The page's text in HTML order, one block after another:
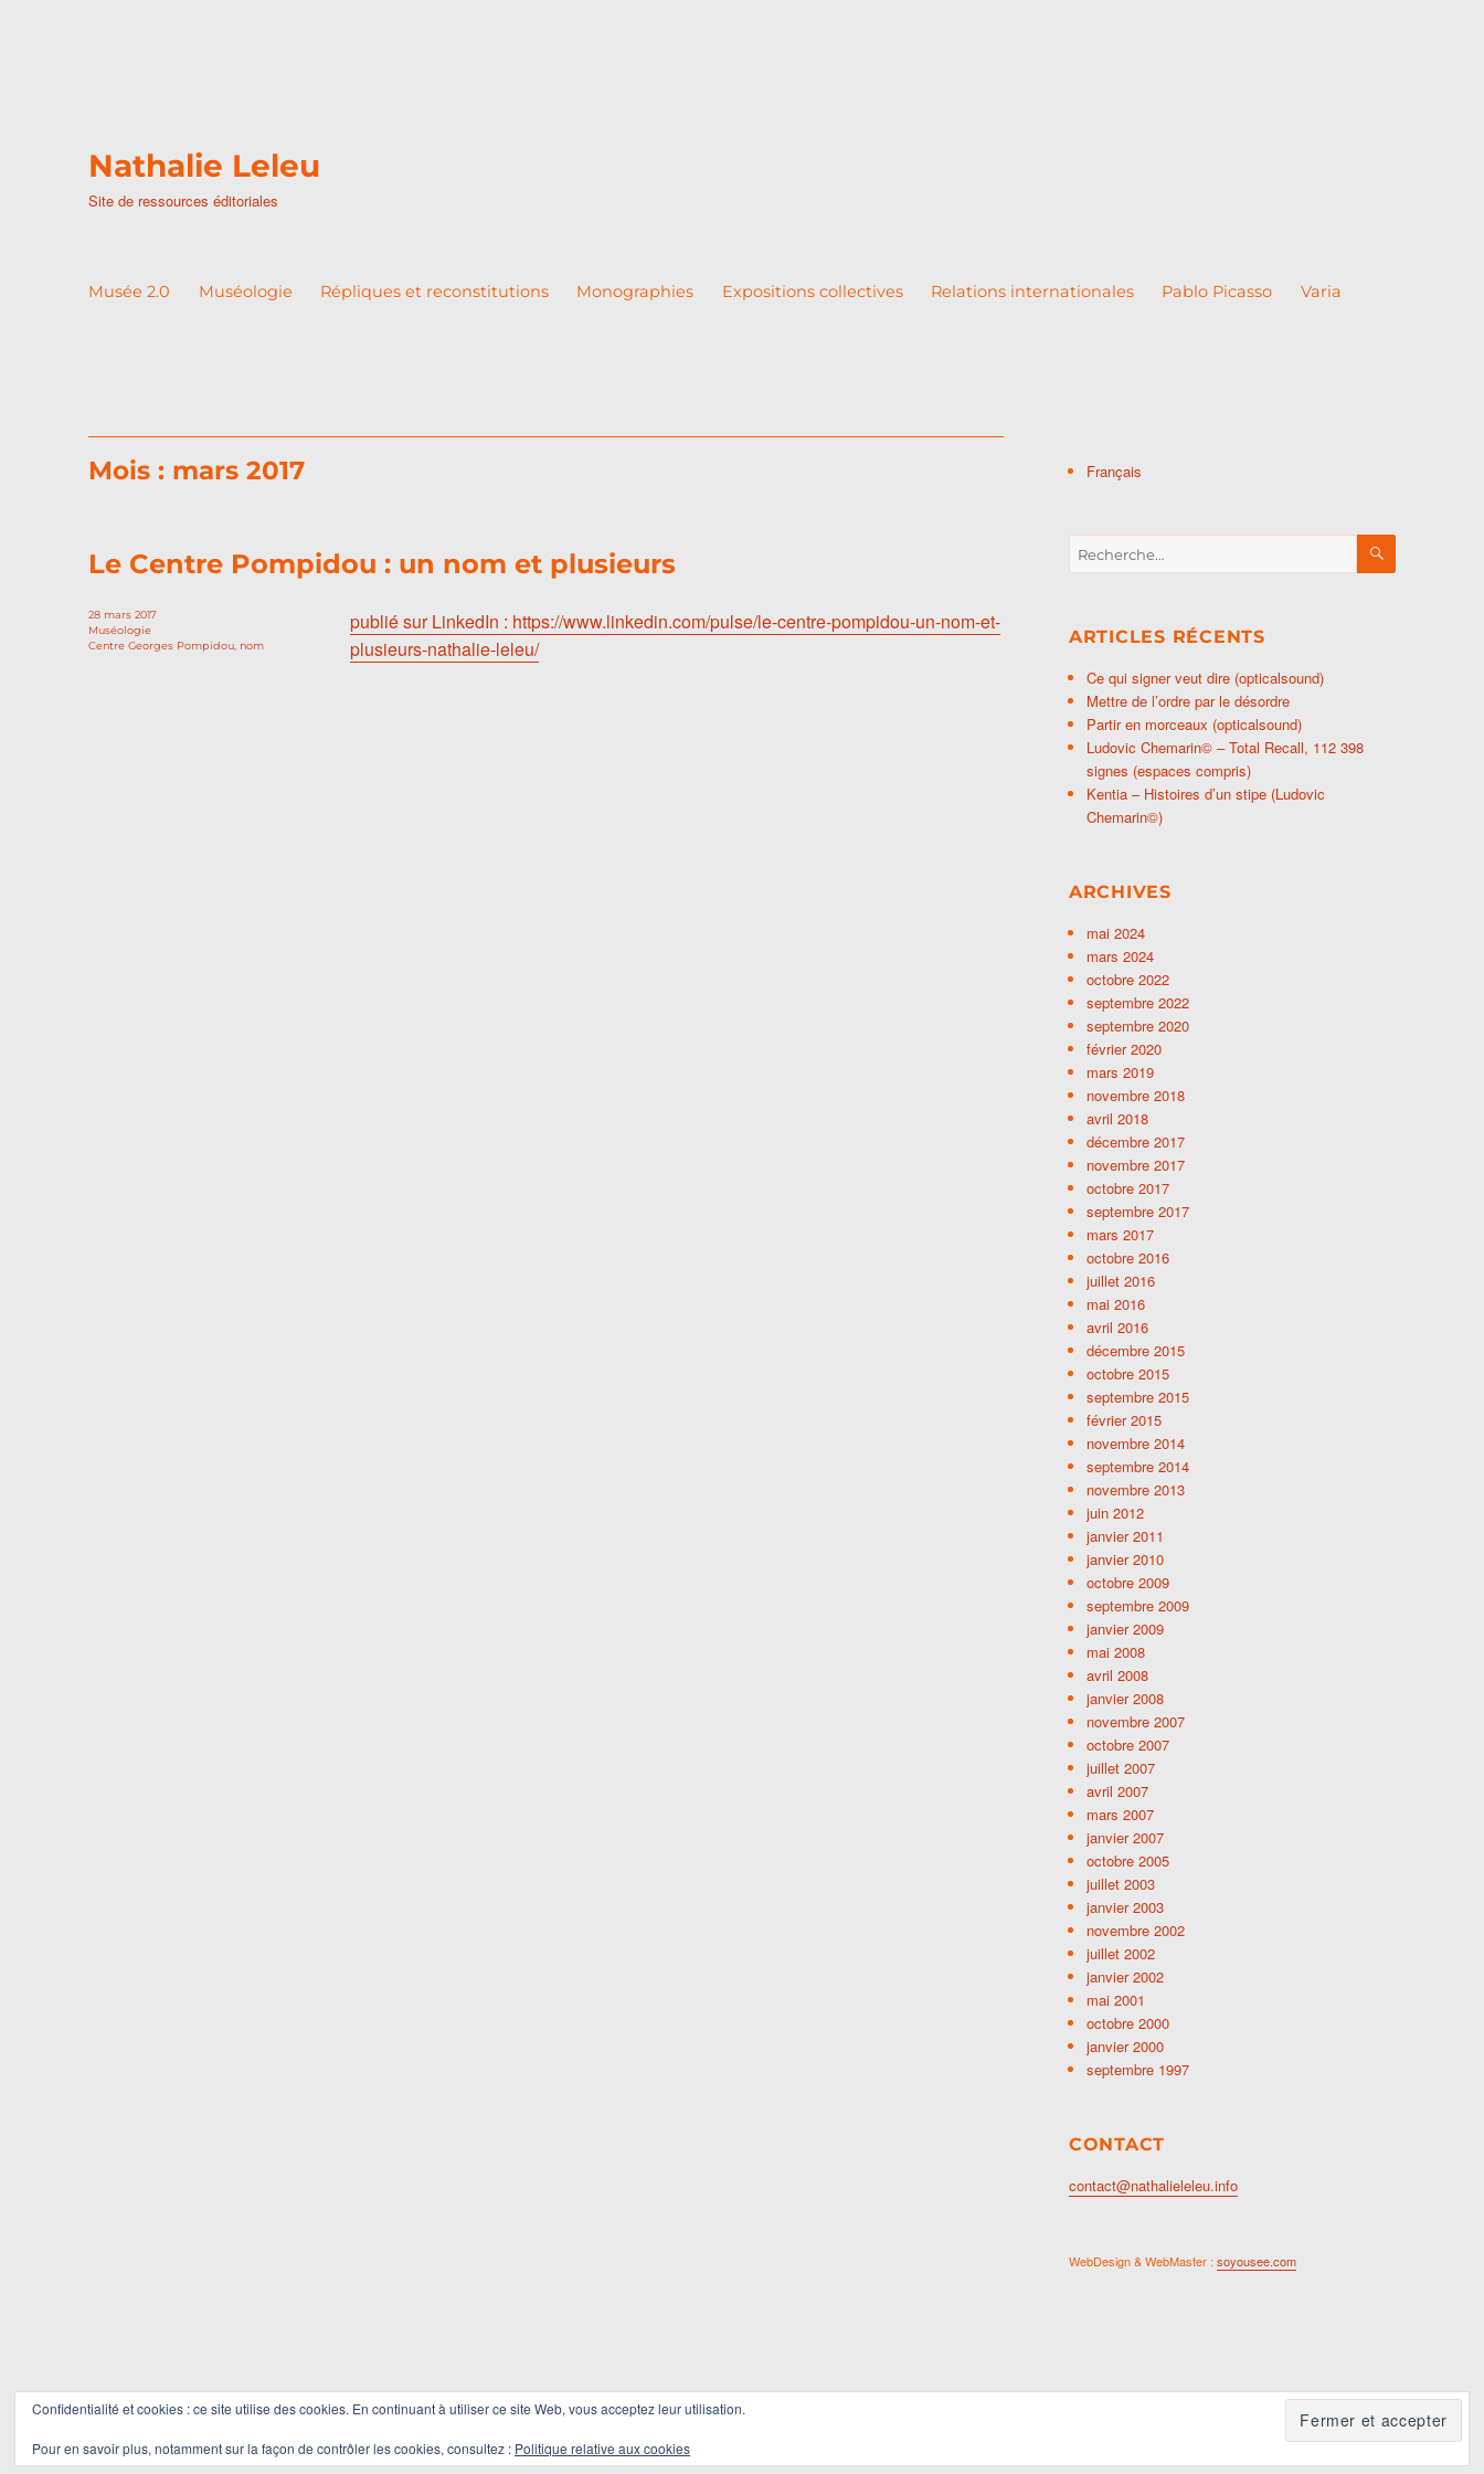
Nathalie Leleu
Site de ressources éditoriales
Musée 2.0 Muséologie Répliques et reconstitutions Monographies Expositions collectives Relations internationales Pablo Picasso Varia
Mois : mars 2017
Le Centre Pompidou : un nom et plusieurs
publié sur LinkedIn : https://www.linkedin.com/pulse/le-centre-pompidou-un-nom-et-
plusieurs-nathalie-leleu/
Publié
28 mars 2017
Catégories
Muséologie
Étiquettes
Centre Georges Pompidou nom
Français
Recherche
pour :
ARTICLES RÉCENTS
Ce qui signer veut dire (opticalsound)
Mettre de l’ordre par le désordre
Partir en morceaux (opticalsound)
Ludovic Chemarin© – Total Recall, 112 398
signes (espaces compris)
Kentia – Histoires d’un stipe (Ludovic
Chemarin©)
ARCHIVES
mai 2024
mars 2024
octobre 2022
septembre 2022
septembre 2020
février 2020
mars 2019
novembre 2018
avril 2018
décembre 2017
novembre 2017
octobre 2017
septembre 2017
mars 2017
octobre 2016
juillet 2016
mai 2016
avril 2016
décembre 2015
octobre 2015
septembre 2015
février 2015
novembre 2014
septembre 2014
novembre 2013
juin 2012
janvier 2011
janvier 2010
octobre 2009
septembre 2009
janvier 2009
mai 2008
avril 2008
janvier 2008
novembre 2007
octobre 2007
juillet 2007
avril 2007
mars 2007
janvier 2007
octobre 2005
juillet 2003
janvier 2003
novembre 2002
juillet 2002
janvier 2002
mai 2001
octobre 2000
janvier 2000
septembre 1997
CONTACT
contact@nathalieleleu.info
WebDesign & WebMaster : soyousee.com
Confidentialité et cookies : ce site utilise des cookies. En continuant à utiliser ce site Web, vous acceptez leur utilisation.
Pour en savoir plus, notamment sur la façon de contrôler les cookies, consultez : Politique relative aux cookies